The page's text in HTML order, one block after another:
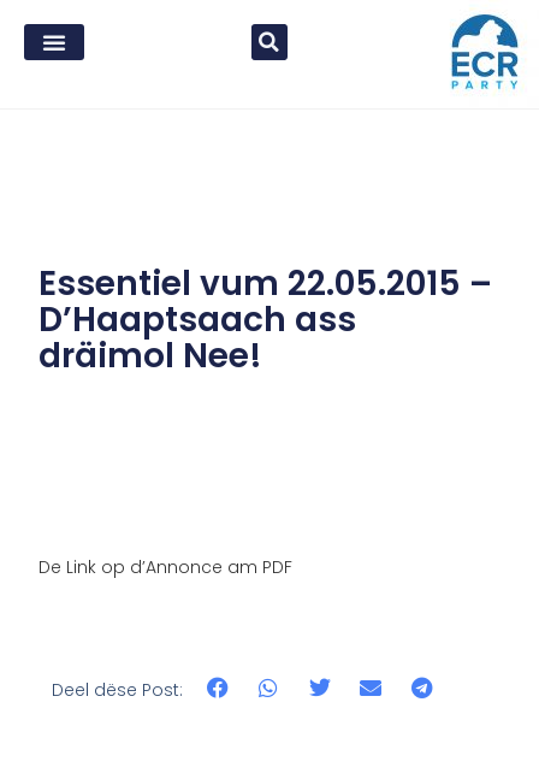
Essentiel vum 22.05.2015 –
D’Haaptsaach ass
dräimol Nee!
De Link op d’Annonce am PDF
Deel dëse Post: